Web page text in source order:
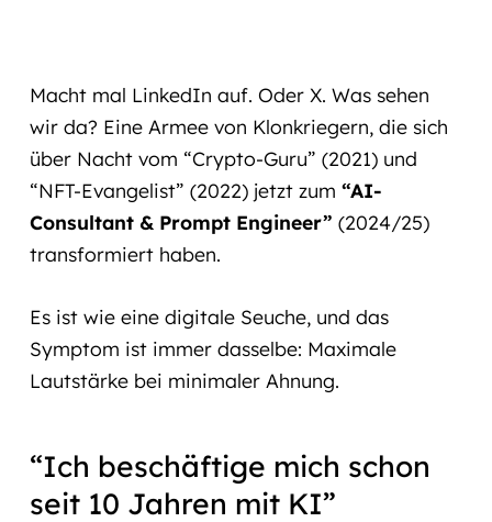
Macht mal LinkedIn auf. Oder X. Was sehen
wir da? Eine Armee von Klonkriegern, die sich
über Nacht vom “Crypto-Guru” (2021) und
“NFT-Evangelist” (2022) jetzt zum “AI-
Consultant & Prompt Engineer” (2024/25)
transformiert haben.
Es ist wie eine digitale Seuche, und das
Symptom ist immer dasselbe: Maximale
Lautstärke bei minimaler Ahnung.
“Ich beschäftige mich schon
seit 10 Jahren mit KI”